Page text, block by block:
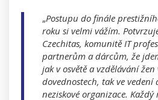
„Postupu do finále
roku si velmi vážím.
Czechitas, komunitě IT
partnerům a dárcům, že
jak v osvětě a vzdělávání
dovednostech, tak ve
neziskové organizace.